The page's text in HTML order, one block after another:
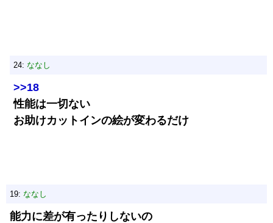
24: ななし
>>18
性能は一切ない
お助けカットインの絵が変わるだけ
19: ななし
能力に差が有ったりしないの